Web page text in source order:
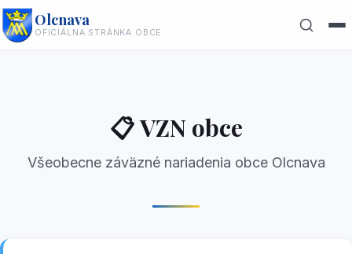
Olcnava
OFICIÁLNA STRÁNKA OBCE
📋 VZN obce
Všeobecne záväzné nariadenia obce Olcnava